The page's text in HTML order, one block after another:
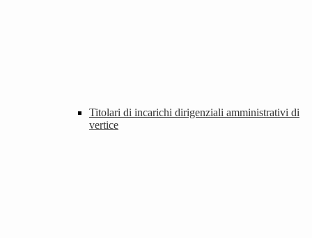
Titolari di incarichi dirigenziali amministrativi di
vertice